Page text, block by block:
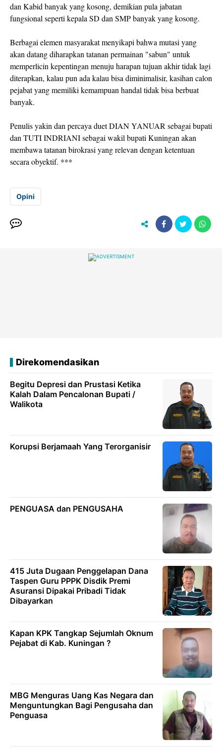
dan Kabid banyak yang kosong, demikian pula jabatan
fungsional seperti kepala SD dan SMP banyak yang kosong.
Berbagai elemen masyarakat menyikapi bahwa mutasi yang
akan datang diharapkan tatanan permainan "sabun" untuk
memperlicin kepentingan menuju harapan tujuan akhir tidak lagi
diterapkan, kalau pun ada kalau bisa diminimalisir, kasihan calon
pejabat yang memiliki kemampuan handal tidak bisa berbuat
banyak.
Penulis yakin dan percaya duet DIAN YANUAR sebagai bupati
dan TUTI INDRIANI sebagai wakil bupati Kuningan akan
membawa tatanan birokrasi yang relevan dengan ketentuan
secara obyektif. ***
Opini
Direkomendasikan
Begitu Depresi dan Prustasi Ketika
Kalah Dalam Pencalonan Bupati /
Walikota
Korupsi Berjamaah Yang Terorganisir
PENGUASA dan PENGUSAHA
415 Juta Dugaan Penggelapan Dana
Taspen Guru PPPK Disdik Premi
Asuransi Dipakai Pribadi Tidak
Dibayarkan
Kapan KPK Tangkap Sejumlah Oknum
Pejabat di Kab. Kuningan ?
MBG Menguras Uang Kas Negara dan
Menguntungkan Bagi Pengusaha dan
Penguasa